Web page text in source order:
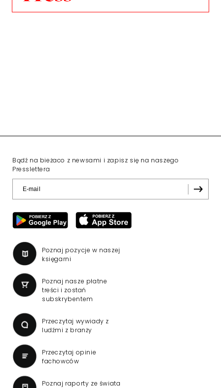
Bądź na bieżaco z newsami i zapisz się na naszego
Presslettera
Poznaj pozycje w naszej
księgarni
Poznaj nasze płatne
treści i zostań
subskrybentem
Przeczytaj wywiady z
ludźmi z branży
Przeczytaj opinie
fachowców
Poznaj raporty ze świata